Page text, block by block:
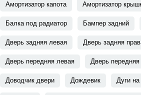
Амортизатор капота Амортизатор
Балка под радиатор Бампер задний
Дверь задняя левая Дверь задняя
Дверь передняя левая Дверь передняя
Доводчик двери Дождевик Дуги